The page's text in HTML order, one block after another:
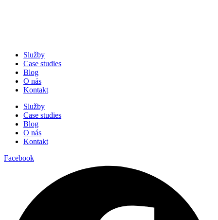
Služby
Case studies
Blog
O nás
Kontakt
Služby
Case studies
Blog
O nás
Kontakt
Facebook